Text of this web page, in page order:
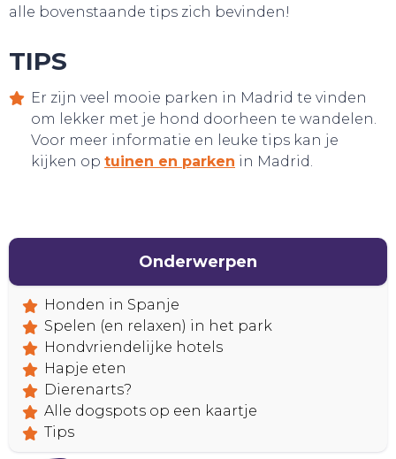
alle bovenstaande tips zich bevinden!
TIPS
Er zijn veel mooie parken in Madrid te vinden
om lekker met je hond doorheen te wandelen.
Voor meer informatie en leuke tips kan je
kijken op tuinen en parken in Madrid.
Onderwerpen
Honden in Spanje
Spelen (en relaxen) in het park
Hondvriendelijke hotels
Hapje eten
Dierenarts?
Alle dogspots op een kaartje
Tips